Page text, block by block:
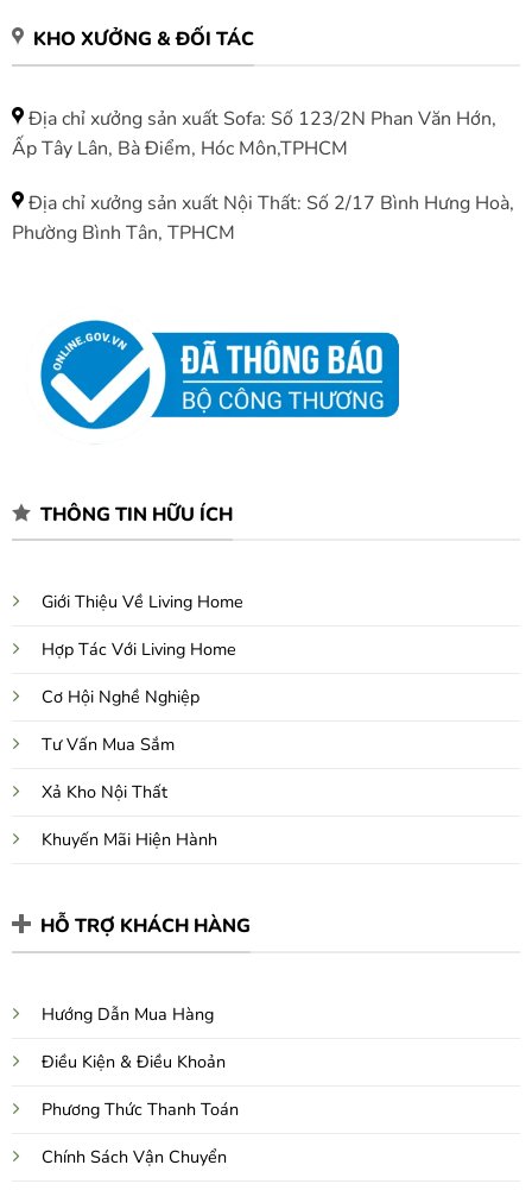
KHO XƯỞNG & ĐỐI TÁC
Địa chỉ xưởng sản xuất Sofa: Số 123/2N Phan Văn Hớn,
Ấp Tây Lân, Bà Điểm, Hóc Môn,TPHCM
Địa chỉ xưởng sản xuất Nội Thất: Số 2/17 Bình Hưng Hoà,
Phường Bình Tân, TPHCM
THÔNG TIN HỮU ÍCH
Giới Thiệu Về Living Home
Hợp Tác Với Living Home
Cơ Hội Nghề Nghiệp
Tư Vấn Mua Sắm
Xả Kho Nội Thất
Khuyến Mãi Hiện Hành
HỖ TRỢ KHÁCH HÀNG
Hướng Dẫn Mua Hàng
Điều Kiện & Điều Khoản
Phương Thức Thanh Toán
Chính Sách Vận Chuyển